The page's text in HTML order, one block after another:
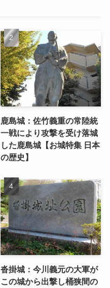
鹿島城：佐竹義重の常陸統
一戦により攻撃を受け落城
した鹿島城【お城特集 日本
の歴史】
沓掛城：今川義元の大軍が
この城から出撃し桶狭間の